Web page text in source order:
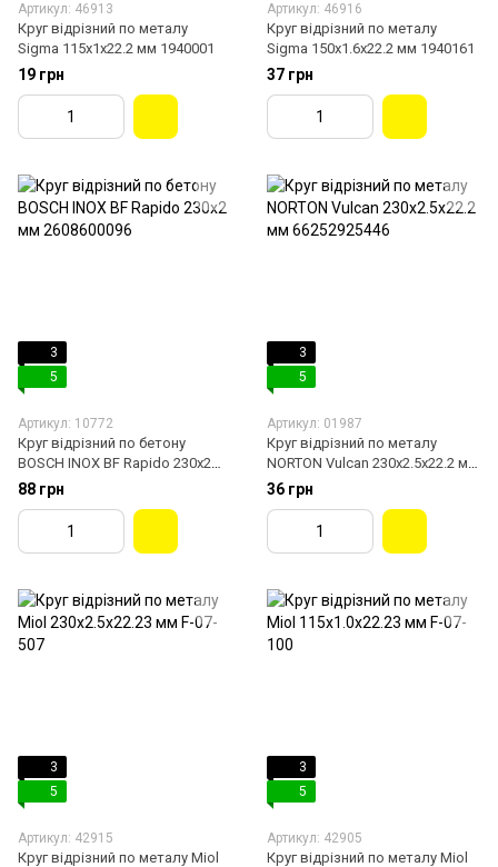
Артикул: 46913
Круг відрізний по металу
Sigma 115х1х22.2 мм 1940001
19 грн
Артикул: 46916
Круг відрізний по металу
Sigma 150х1.6х22.2 мм 1940161
37 грн
3
5
Артикул: 10772
Круг відрізний по бетону
BOSCH INOX BF Rapido 230х2
мм 2608600096
88 грн
3
5
Артикул: 01987
Круг відрізний по металу
NORTON Vulcan 230х2.5x22.2 мм
66252925446
36 грн
3
5
Артикул: 42915
Круг відрізний по металу Miol
3
5
Артикул: 42905
Круг відрізний по металу Miol